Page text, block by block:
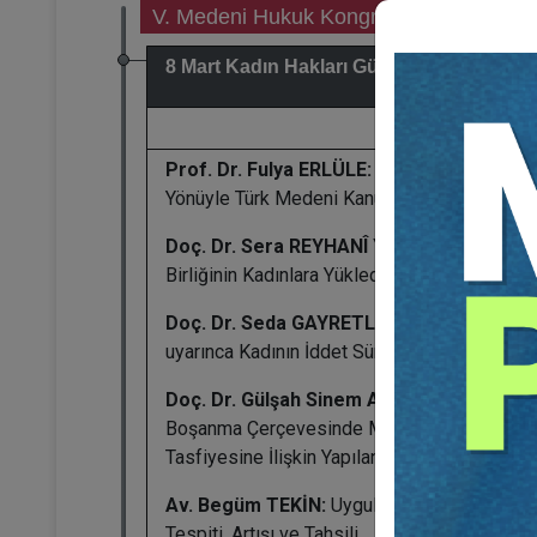
V. Medeni Hukuk Kongresi
8 Mart Kadın Hakları Günü Özel Oturumu
Prof. Dr. Fulya ERLÜLE:
Yönüyle Türk Medeni Kanunu
Doç. Dr. Sera REYHANÎ YÜKSEL:
Birliğinin Kadınlara Yüklediği Sorumluluklar
Doç. Dr. Seda GAYRETLİ AYDIN:
AİHM
uyarınca Kadının İddet Süresinin Kaldırılması
Doç. Dr. Gülşah Sinem AYDIN:
Anlaşmalı
Boşanma Çerçevesinde Mal Rejiminin
Tasfiyesine İlişkin Yapılan Anlaşmalar
Av. Begüm TEKİN: Uygulamada Nafakaların